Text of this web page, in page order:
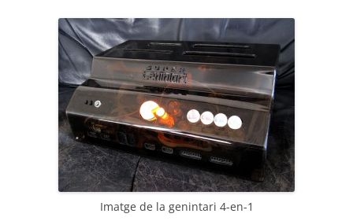
Imatge de la genintari 4-en-1